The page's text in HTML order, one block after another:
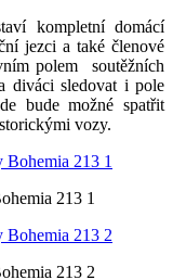
kompletní domácí
jezci a také členové
polem soutěžních
diváci sledovat i pole
bude možné spatřit
vozy.
213 1
213 2